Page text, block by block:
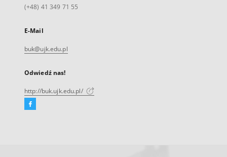
(+48) 41 349 71 55
E-Mail
buk@ujk.edu.pl
Odwiedź nas!
http://buk.ujk.edu.pl/
Facebook